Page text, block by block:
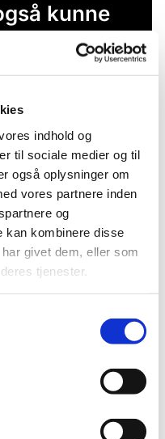
indhold og
til sociale medier og til
også oplysninger om
vores partnere inden
og
kan kombinere disse
givet dem, eller som
tjenester.
kunne